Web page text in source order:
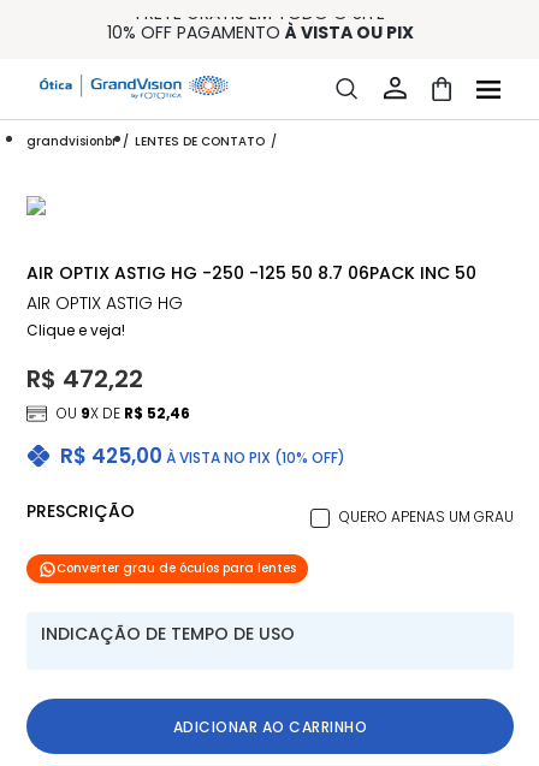
FRETE GRÁTIS EM TODO O SITE
10% OFF PAGAMENTO À VISTA OU PIX
15% OFF NA PRIMEIRA COMPRA (CONSULTE REGULAMENTO)
32% OFF NO COMBO - CONS. REG.
grandvisionbr LENTES DE CONTATO
AIR OPTIX ASTIG HG -250 -125 50 8.7 06PACK INC 50
AIR OPTIX ASTIG HG
Clique e veja!
R$ 425,00 À VISTA NO PIX (10% OFF)
R$ 472,22
OU 9X DE R$ 52,46
PRESCRIÇÃO QUERO APENAS UM GRAU
Converter grau de óculos para lentes
INDICAÇÃO DE TEMPO DE USO
ADICIONAR AO CARRINHO